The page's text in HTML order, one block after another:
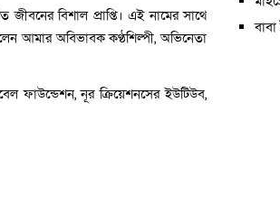
বিশাল প্রাপ্তি। এই নামের সাথে
আমার অবিভাবক কণ্ঠশিল্পী, অভিনেতা
ফাউন্ডেশন, নূর ক্রিয়েশনসের ইউটিউব,